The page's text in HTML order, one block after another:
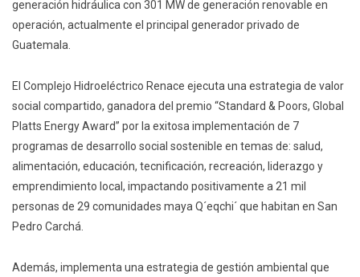
generación hidráulica con 301 MW de generación renovable en
operación, actualmente el principal generador privado de
Guatemala.
El Complejo Hidroeléctrico Renace ejecuta una estrategia de valor
social compartido, ganadora del premio “Standard & Poors, Global
Platts Energy Award” por la exitosa implementación de 7
programas de desarrollo social sostenible en temas de: salud,
alimentación, educación, tecnificación, recreación, liderazgo y
emprendimiento local, impactando positivamente a 21 mil
personas de 29 comunidades maya Q´eqchi´ que habitan en San
Pedro Carchá.
Además, implementa una estrategia de gestión ambiental que